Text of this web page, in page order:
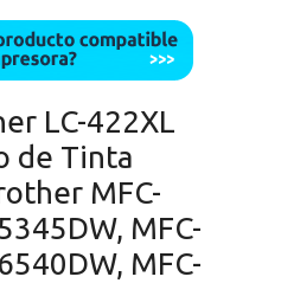
con Google
con PayPal
cuenta
LC-422XL
de Tinta
MFC-
MFC-
MFC-